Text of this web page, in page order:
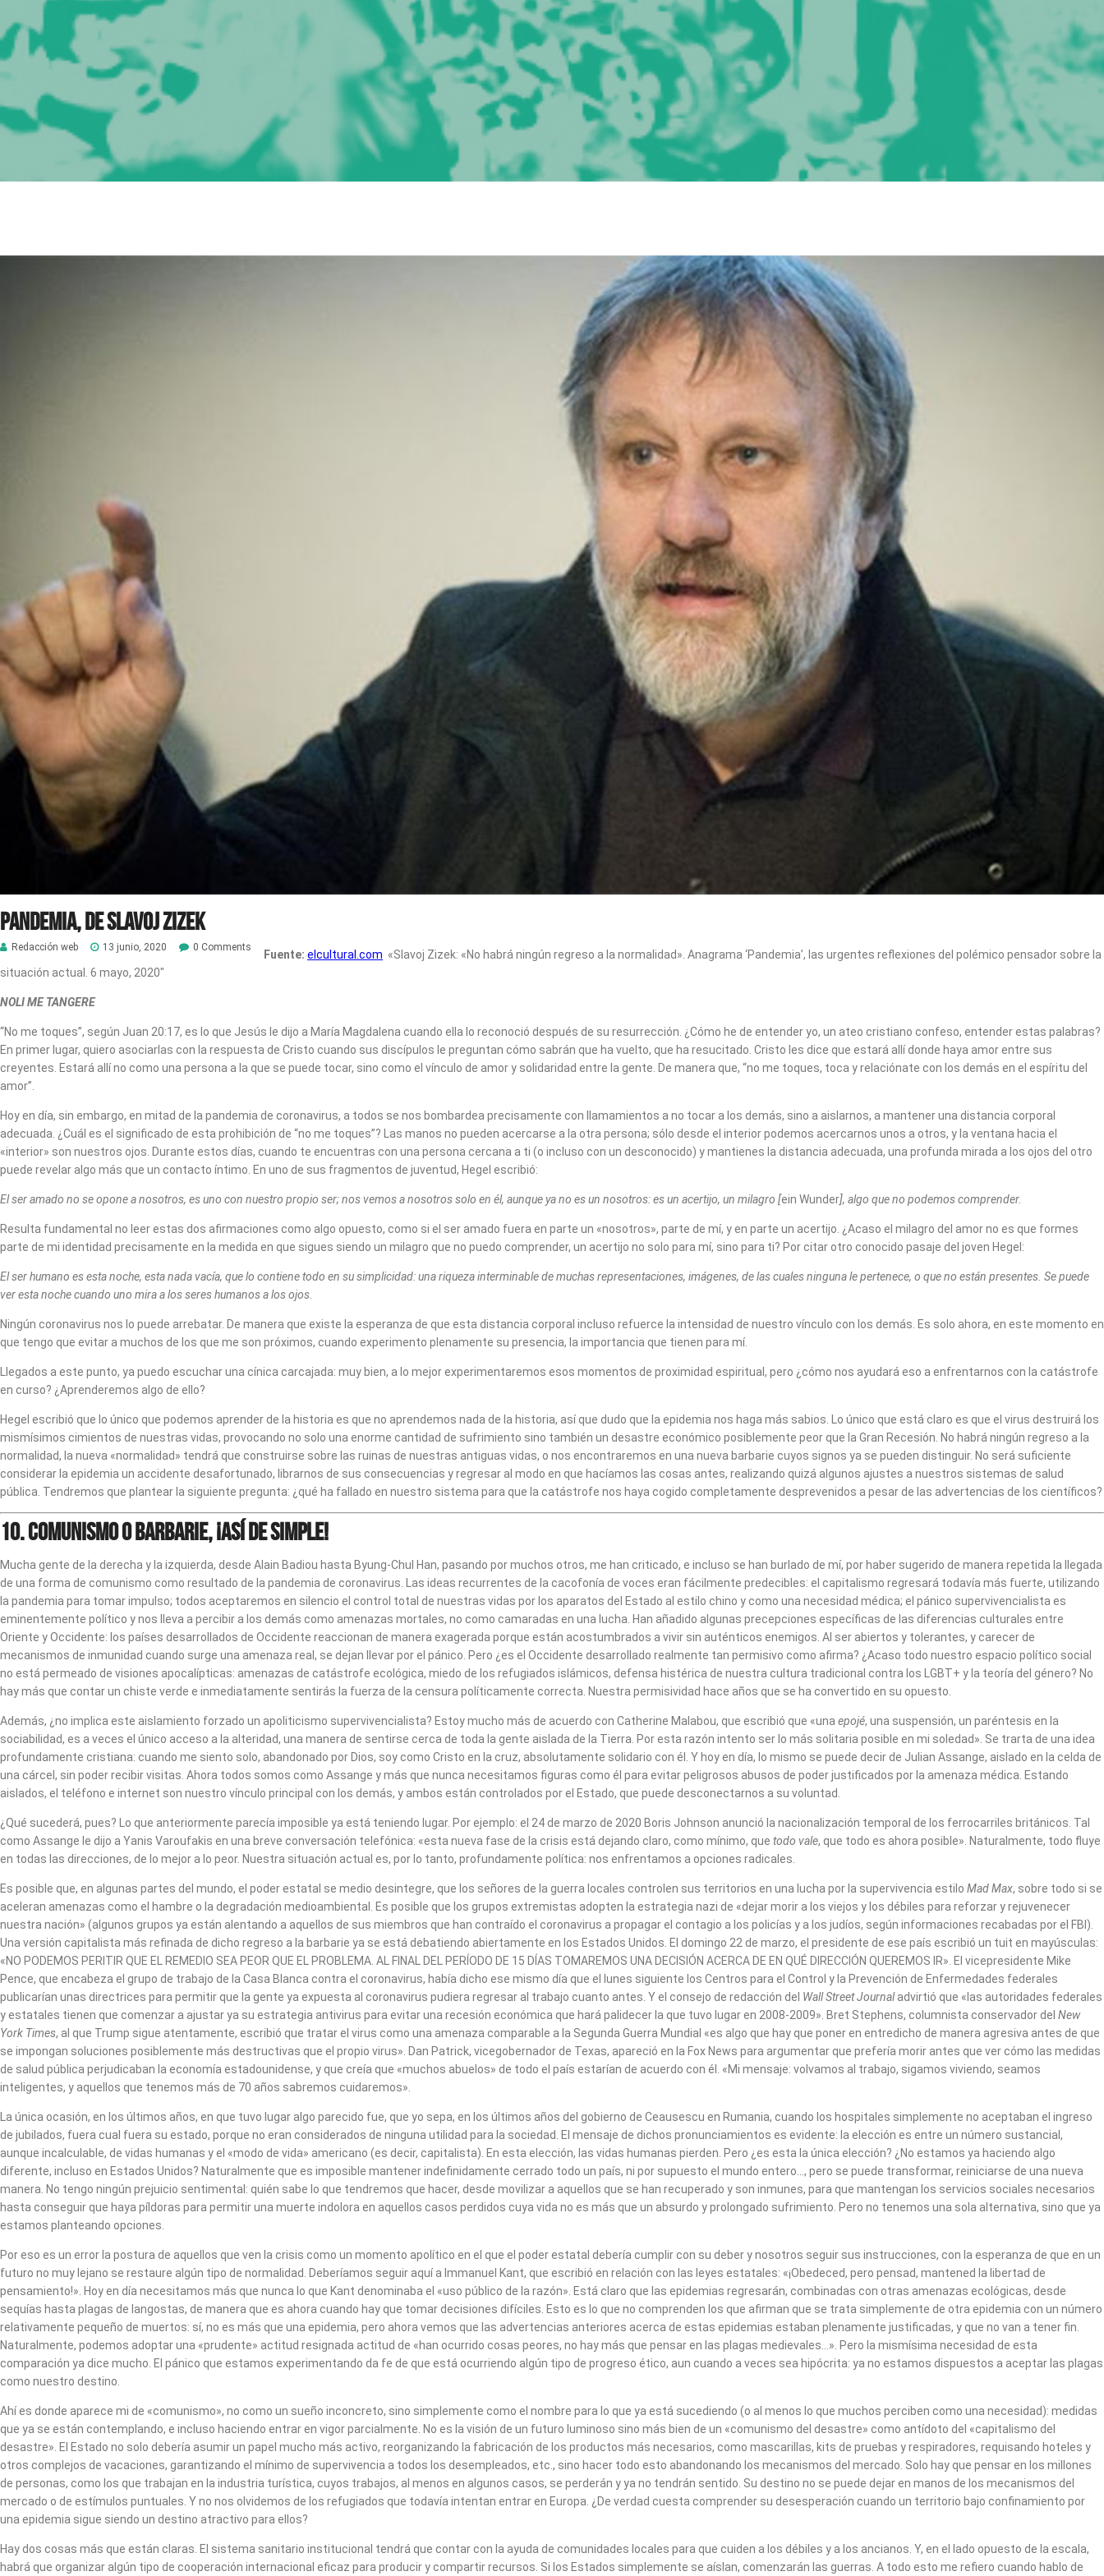
Pandemia, de Slavoj Zizek
Redacción web 13 junio, 2020 0 Comments
Fuente: elcultural.com «Slavoj Zizek: «No habrá ningún regreso a la normalidad». Anagrama ‘Pandemia’, las urgentes reflexiones del polémico pensador sobre la
situación actual. 6 mayo, 2020″
NOLI ME TANGERE
“No me toques”, según Juan 20:17, es lo que Jesús le dijo a María Magdalena cuando ella lo reconoció después de su resurrección. ¿Cómo he de entender yo, un ateo cristiano confeso, entender estas palabras?
En primer lugar, quiero asociarlas con la respuesta de Cristo cuando sus discípulos le preguntan cómo sabrán que ha vuelto, que ha resucitado. Cristo les dice que estará allí donde haya amor entre sus
creyentes. Estará allí no como una persona a la que se puede tocar, sino como el vínculo de amor y solidaridad entre la gente. De manera que, “no me toques, toca y relaciónate con los demás en el espíritu del
amor”.
Hoy en día, sin embargo, en mitad de la pandemia de coronavirus, a todos se nos bombardea precisamente con llamamientos a no tocar a los demás, sino a aislarnos, a mantener una distancia corporal
adecuada. ¿Cuál es el significado de esta prohibición de “no me toques”? Las manos no pueden acercarse a la otra persona; sólo desde el interior podemos acercarnos unos a otros, y la ventana hacia el
«interior» son nuestros ojos. Durante estos días, cuando te encuentras con una persona cercana a ti (o incluso con un desconocido) y mantienes la distancia adecuada, una profunda mirada a los ojos del otro
puede revelar algo más que un contacto íntimo. En uno de sus fragmentos de juventud, Hegel escribió:
El ser amado no se opone a nosotros, es uno con nuestro propio ser; nos vemos a nosotros solo en él, aunque ya no es un nosotros: es un acertijo, un milagro [ein Wunder], algo que no podemos comprender.
Resulta fundamental no leer estas dos afirmaciones como algo opuesto, como si el ser amado fuera en parte un «nosotros», parte de mí, y en parte un acertijo. ¿Acaso el milagro del amor no es que formes
parte de mi identidad precisamente en la medida en que sigues siendo un milagro que no puedo comprender, un acertijo no solo para mí, sino para ti? Por citar otro conocido pasaje del joven Hegel:
El ser humano es esta noche, esta nada vacía, que lo contiene todo en su simplicidad: una riqueza interminable de muchas representaciones, imágenes, de las cuales ninguna le pertenece, o que no están presentes. Se puede
ver esta noche cuando uno mira a los seres humanos a los ojos.
Ningún coronavirus nos lo puede arrebatar. De manera que existe la esperanza de que esta distancia corporal incluso refuerce la intensidad de nuestro vínculo con los demás. Es solo ahora, en este momento en
que tengo que evitar a muchos de los que me son próximos, cuando experimento plenamente su presencia, la importancia que tienen para mí.
Llegados a este punto, ya puedo escuchar una cínica carcajada: muy bien, a lo mejor experimentaremos esos momentos de proximidad espiritual, pero ¿cómo nos ayudará eso a enfrentarnos con la catástrofe
en curso? ¿Aprenderemos algo de ello?
Hegel escribió que lo único que podemos aprender de la historia es que no aprendemos nada de la historia, así que dudo que la epidemia nos haga más sabios. Lo único que está claro es que el virus destruirá los
mismísimos cimientos de nuestras vidas, provocando no solo una enorme cantidad de sufrimiento sino también un desastre económico posiblemente peor que la Gran Recesión. No habrá ningún regreso a la
normalidad, la nueva «normalidad» tendrá que construirse sobre las ruinas de nuestras antiguas vidas, o nos encontraremos en una nueva barbarie cuyos signos ya se pueden distinguir. No será suficiente
considerar la epidemia un accidente desafortunado, librarnos de sus consecuencias y regresar al modo en que hacíamos las cosas antes, realizando quizá algunos ajustes a nuestros sistemas de salud
pública. Tendremos que plantear la siguiente pregunta: ¿qué ha fallado en nuestro sistema para que la catástrofe nos haya cogido completamente desprevenidos a pesar de las advertencias de los científicos?
10.COMUNISMO O BARBARIE, ¡ASÍ DE SIMPLE!
Mucha gente de la derecha y la izquierda, desde Alain Badiou hasta Byung-Chul Han, pasando por muchos otros, me han criticado, e incluso se han burlado de mí, por haber sugerido de manera repetida la llegada
de una forma de comunismo como resultado de la pandemia de coronavirus. Las ideas recurrentes de la cacofonía de voces eran fácilmente predecibles: el capitalismo regresará todavía más fuerte, utilizando
la pandemia para tomar impulso; todos aceptaremos en silencio el control total de nuestras vidas por los aparatos del Estado al estilo chino y como una necesidad médica; el pánico supervivencialista es
eminentemente político y nos lleva a percibir a los demás como amenazas mortales, no como camaradas en una lucha. Han añadido algunas precepciones específicas de las diferencias culturales entre
Oriente y Occidente: los países desarrollados de Occidente reaccionan de manera exagerada porque están acostumbrados a vivir sin auténticos enemigos. Al ser abiertos y tolerantes, y carecer de
mecanismos de inmunidad cuando surge una amenaza real, se dejan llevar por el pánico. Pero ¿es el Occidente desarrollado realmente tan permisivo como afirma? ¿Acaso todo nuestro espacio político social
no está permeado de visiones apocalípticas: amenazas de catástrofe ecológica, miedo de los refugiados islámicos, defensa histérica de nuestra cultura tradicional contra los LGBT+ y la teoría del género? No
hay más que contar un chiste verde e inmediatamente sentirás la fuerza de la censura políticamente correcta. Nuestra permisividad hace años que se ha convertido en su opuesto.
Además, ¿no implica este aislamiento forzado un apoliticismo supervivencialista? Estoy mucho más de acuerdo con Catherine Malabou, que escribió que «una epojé, una suspensión, un paréntesis en la
sociabilidad, es a veces el único acceso a la alteridad, una manera de sentirse cerca de toda la gente aislada de la Tierra. Por esta razón intento ser lo más solitaria posible en mi soledad». Se trarta de una idea
profundamente cristiana: cuando me siento solo, abandonado por Dios, soy como Cristo en la cruz, absolutamente solidario con él. Y hoy en día, lo mismo se puede decir de Julian Assange, aislado en la celda de
una cárcel, sin poder recibir visitas. Ahora todos somos como Assange y más que nunca necesitamos figuras como él para evitar peligrosos abusos de poder justificados por la amenaza médica. Estando
aislados, el teléfono e internet son nuestro vínculo principal con los demás, y ambos están controlados por el Estado, que puede desconectarnos a su voluntad.
¿Qué sucederá, pues? Lo que anteriormente parecía imposible ya está teniendo lugar. Por ejemplo: el 24 de marzo de 2020 Boris Johnson anunció la nacionalización temporal de los ferrocarriles británicos. Tal
como Assange le dijo a Yanis Varoufakis en una breve conversación telefónica: «esta nueva fase de la crisis está dejando claro, como mínimo, que todo vale, que todo es ahora posible». Naturalmente, todo fluye
en todas las direcciones, de lo mejor a lo peor. Nuestra situación actual es, por lo tanto, profundamente política: nos enfrentamos a opciones radicales.
Es posible que, en algunas partes del mundo, el poder estatal se medio desintegre, que los señores de la guerra locales controlen sus territorios en una lucha por la supervivencia estilo Mad Max, sobre todo si se
aceleran amenazas como el hambre o la degradación medioambiental. Es posible que los grupos extremistas adopten la estrategia nazi de «dejar morir a los viejos y los débiles para reforzar y rejuvenecer
nuestra nación» (algunos grupos ya están alentando a aquellos de sus miembros que han contraído el coronavirus a propagar el contagio a los policías y a los judíos, según informaciones recabadas por el FBI).
Una versión capitalista más refinada de dicho regreso a la barbarie ya se está debatiendo abiertamente en los Estados Unidos. El domingo 22 de marzo, el presidente de ese país escribió un tuit en mayúsculas:
«NO PODEMOS PERITIR QUE EL REMEDIO SEA PEOR QUE EL PROBLEMA. AL FINAL DEL PERÍODO DE 15 DÍAS TOMAREMOS UNA DECISIÓN ACERCA DE EN QUÉ DIRECCIÓN QUEREMOS IR». El vicepresidente Mike
Pence, que encabeza el grupo de trabajo de la Casa Blanca contra el coronavirus, había dicho ese mismo día que el lunes siguiente los Centros para el Control y la Prevención de Enfermedades federales
publicarían unas directrices para permitir que la gente ya expuesta al coronavirus pudiera regresar al trabajo cuanto antes. Y el consejo de redacción del Wall Street Journaladvirtió que «las autoridades federales
y estatales tienen que comenzar a ajustar ya su estrategia antivirus para evitar una recesión económica que hará palidecer la que tuvo lugar en 2008-2009». Bret Stephens, columnista conservador del New
York Times, al que Trump sigue atentamente, escribió que tratar el virus como una amenaza comparable a la Segunda Guerra Mundial «es algo que hay que poner en entredicho de manera agresiva antes de que
se impongan soluciones posiblemente más destructivas que el propio virus». Dan Patrick, vicegobernador de Texas, apareció en la Fox News para argumentar que prefería morir antes que ver cómo las medidas
de salud pública perjudicaban la economía estadounidense, y que creía que «muchos abuelos» de todo el país estarían de acuerdo con él. «Mi mensaje: volvamos al trabajo, sigamos viviendo, seamos
inteligentes, y aquellos que tenemos más de 70 años sabremos cuidaremos».
La única ocasión, en los últimos años, en que tuvo lugar algo parecido fue, que yo sepa, en los últimos años del gobierno de Ceausescu en Rumania, cuando los hospitales simplemente no aceptaban el ingreso
de jubilados, fuera cual fuera su estado, porque no eran considerados de ninguna utilidad para la sociedad. El mensaje de dichos pronunciamientos es evidente: la elección es entre un número sustancial,
aunque incalculable, de vidas humanas y el «modo de vida» americano (es decir, capitalista). En esta elección, las vidas humanas pierden. Pero ¿es esta la única elección? ¿No estamos ya haciendo algo
diferente, incluso en Estados Unidos? Naturalmente que es imposible mantener indefinidamente cerrado todo un país, ni por supuesto el mundo entero…, pero se puede transformar, reiniciarse de una nueva
manera. No tengo ningún prejuicio sentimental: quién sabe lo que tendremos que hacer, desde movilizar a aquellos que se han recuperado y son inmunes, para que mantengan los servicios sociales necesarios
hasta conseguir que haya píldoras para permitir una muerte indolora en aquellos casos perdidos cuya vida no es más que un absurdo y prolongado sufrimiento. Pero no tenemos una sola alternativa, sino que ya
estamos planteando opciones.
Por eso es un error la postura de aquellos que ven la crisis como un momento apolítico en el que el poder estatal debería cumplir con su deber y nosotros seguir sus instrucciones, con la esperanza de que en un
futuro no muy lejano se restaure algún tipo de normalidad. Deberíamos seguir aquí a Immanuel Kant, que escribió en relación con las leyes estatales: «¡Obedeced, pero pensad, mantened la libertad de
pensamiento!». Hoy en día necesitamos más que nunca lo que Kant denominaba el «uso público de la razón». Está claro que las epidemias regresarán, combinadas con otras amenazas ecológicas, desde
sequías hasta plagas de langostas, de manera que es ahora cuando hay que tomar decisiones difíciles. Esto es lo que no comprenden los que afirman que se trata simplemente de otra epidemia con un número
relativamente pequeño de muertos: sí, no es más que una epidemia, pero ahora vemos que las advertencias anteriores acerca de estas epidemias estaban plenamente justificadas, y que no van a tener fin.
Naturalmente, podemos adoptar una «prudente» actitud resignada actitud de «han ocurrido cosas peores, no hay más que pensar en las plagas medievales…». Pero la mismísima necesidad de esta
comparación ya dice mucho. El pánico que estamos experimentando da fe de que está ocurriendo algún tipo de progreso ético, aun cuando a veces sea hipócrita: ya no estamos dispuestos a aceptar las plagas
como nuestro destino.
Ahí es donde aparece mi de «comunismo», no como un sueño inconcreto, sino simplemente como el nombre para lo que ya está sucediendo (o al menos lo que muchos perciben como una necesidad): medidas
que ya se están contemplando, e incluso haciendo entrar en vigor parcialmente. No es la visión de un futuro luminoso sino más bien de un «comunismo del desastre» como antídoto del «capitalismo del
desastre». El Estado no solo debería asumir un papel mucho más activo, reorganizando la fabricación de los productos más necesarios, como mascarillas, kits de pruebas y respiradores, requisando hoteles y
otros complejos de vacaciones, garantizando el mínimo de supervivencia a todos los desempleados, etc., sino hacer todo esto abandonando los mecanismos del mercado. Solo hay que pensar en los millones
de personas, como los que trabajan en la industria turística, cuyos trabajos, al menos en algunos casos, se perderán y ya no tendrán sentido. Su destino no se puede dejar en manos de los mecanismos del
mercado o de estímulos puntuales. Y no nos olvidemos de los refugiados que todavía intentan entrar en Europa. ¿De verdad cuesta comprender su desesperación cuando un territorio bajo confinamiento por
una epidemia sigue siendo un destino atractivo para ellos?
Hay dos cosas más que están claras. El sistema sanitario institucional tendrá que contar con la ayuda de comunidades locales para que cuiden a los débiles y a los ancianos. Y, en el lado opuesto de la escala,
habrá que organizar algún tipo de cooperación internacional eficaz para producir y compartir recursos. Si los Estados simplemente se aíslan, comenzarán las guerras. A todo esto me refiero cuando hablo de